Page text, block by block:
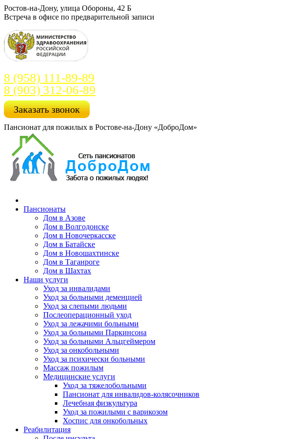
Перейти
к
Ростов-на-Дону, улица Обороны, 42 Б
Встреча в офисе по предварительной записи
8 (958) 111-89-89
8 (903) 312-06-89
Заказать звонок
Пансионат для пожилых в Ростове-на-Дону «ДоброДом»
Пансионаты
Дом в Азове
Дом в Волгодонске
Дом в Новочеркасске
Дом в Батайске
Дом в Новошахтинске
Дом в Таганроге
Дом в Шахтах
Наши услуги
Уход за инвалидами
Уход за больными деменцией
Уход за слепыми людьми
Послеоперационный уход
Уход за лежачими больными
Уход за больными Паркинсона
Уход за больными Альцгеймером
Уход за онкобольными
Уход за психически больными
Массаж пожилым
Медицинские услуги
Уход за тяжелобольными
Пансионат для инвалидов-колясочников
Лечебная физкультура
Уход за пожилыми с варикозом
Хоспис для онкобольных
Реабилитация